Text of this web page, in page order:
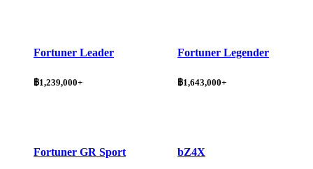
Fortuner Leader
฿1,239,000+
Fortuner Legender
฿1,643,000+
Fortuner GR Sport bZ4X